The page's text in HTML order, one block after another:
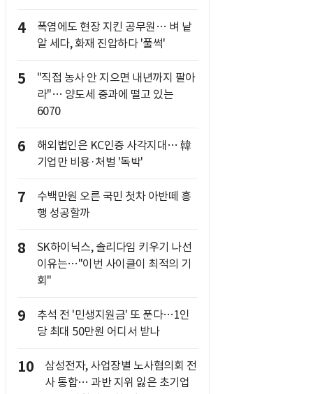
4
폭염에도 현장 지킨 공무원… 벼 낱
알 세다, 화재 진압하다 '풀썩'
5
"직접 농사 안 지으면 내년까지 팔아
라"… 양도세 중과에 떨고 있는
6070
6
해외법인은 KC인증 사각지대… 韓
기업만 비용·처벌 '독박'
7
수백만원 오른 국민 첫차 아반떼 흥
행 성공할까
8
SK하이닉스, 솔리다임 키우기 나선
이유는…"이번 사이클이 최적의 기
회"
9
추석 전 '민생지원금' 또 푼다…1인
당 최대 50만원 어디서 받나
10
삼성전자, 사업장별 노사협의회 전
사 통합… 과반 지위 잃은 초기업